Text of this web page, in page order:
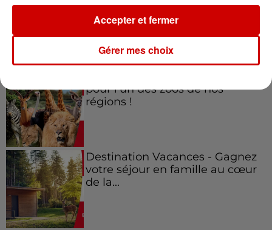
festival Marché Gourmand 2026
à Coulon !
pour l'un des zoos de nos
régions !
Destination Vacances - Gagnez
votre séjour en famille au cœur
de la...
Gérer mes choix
Accepter et fermer